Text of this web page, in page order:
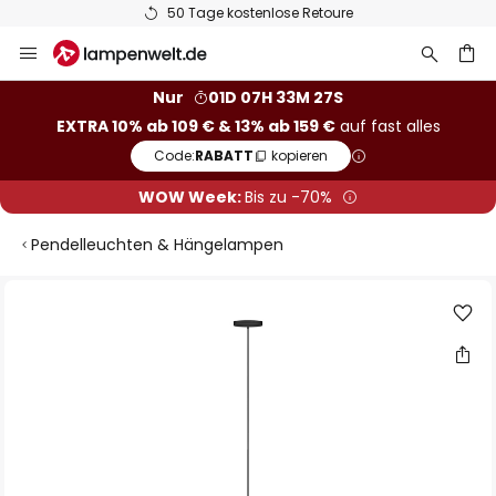
50 Tage kostenlose Retoure
Inhalt
Nur
01D 07H 33M 27S
EXTRA 10% ab 109 € & 13% ab 159 €auf fast alles
Code:RABATT kopieren
WOW Week:Bis zu -70%
Pendelleuchten & Hängelampen